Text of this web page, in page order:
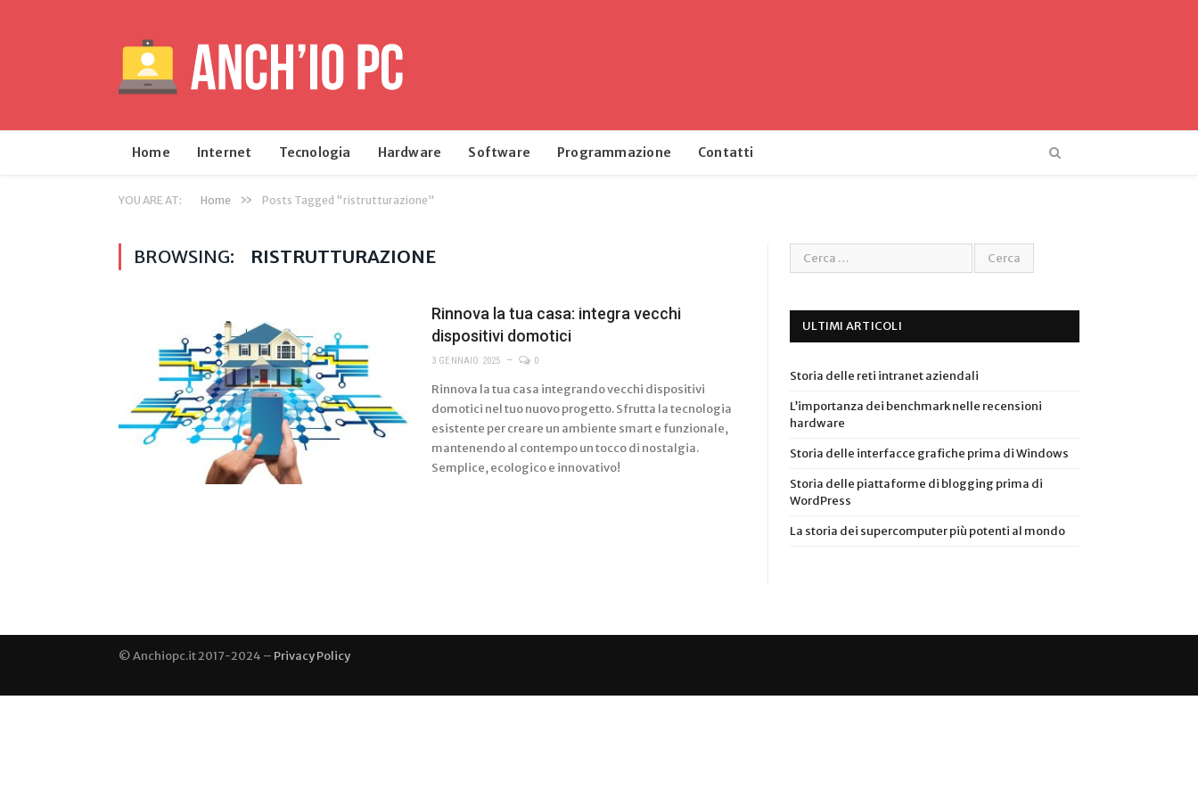
Home Internet Tecnologia Hardware Software Programmazione Contatti
YOU ARE AT: Home » Posts Tagged "ristrutturazione"
BROWSING: RISTRUTTURAZIONE
Rinnova la tua casa: integra vecchi
dispositivi domotici
3 GENNAIO 2025 0
Rinnova la tua casa integrando vecchi dispositivi
domotici nel tuo nuovo progetto. Sfrutta la tecnologia
esistente per creare un ambiente smart e funzionale,
mantenendo al contempo un tocco di nostalgia.
Semplice, ecologico e innovativo!
ULTIMI ARTICOLI
Storia delle reti intranet aziendali
L’importanza dei benchmark nelle recensioni
hardware
Storia delle interfacce grafiche prima di Windows
Storia delle piattaforme di blogging prima di
WordPress
La storia dei supercomputer più potenti al mondo
© Anchiopc.it 2017-2024 – Privacy Policy